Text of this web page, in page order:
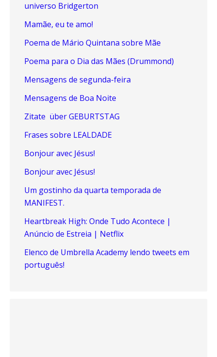
universo Bridgerton
Mamãe, eu te amo!
Poema de Mário Quintana sobre Mãe
Poema para o Dia das Mães (Drummond)
Mensagens de segunda-feira
Mensagens de Boa Noite
Zitate über GEBURTSTAG
Frases sobre LEALDADE
Bonjour avec Jésus!
Bonjour avec Jésus!
Um gostinho da quarta temporada de
MANIFEST.
Heartbreak High: Onde Tudo Acontece |
Anúncio de Estreia | Netflix
Elenco de Umbrella Academy lendo tweets em
português!